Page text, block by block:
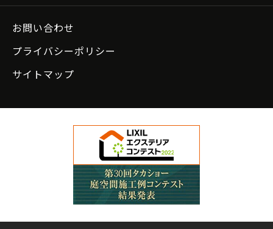
お問い合わせ
プライバシーポリシー
サイトマップ